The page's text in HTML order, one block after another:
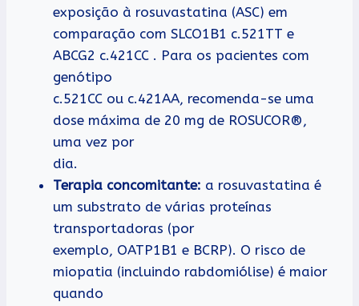
exposição à rosuvastatina (ASC) em
comparação com SLCO1B1 c.521TT e
ABCG2 c.421CC . Para os pacientes com
genótipo
c.521CC ou c.421AA, recomenda-se uma
dose máxima de 20 mg de ROSUCOR®,
uma vez por
dia.
Terapia concomitante: a rosuvastatina é
um substrato de várias proteínas
transportadoras (por
exemplo, OATP1B1 e BCRP). O risco de
miopatia (incluindo rabdomiólise) é maior
quando